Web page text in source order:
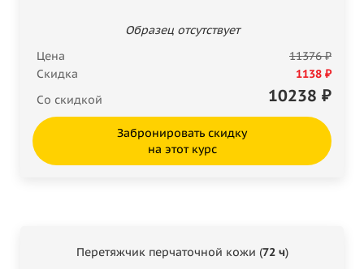
Образец отсутствует
Цена
11376 ₽
Скидка
1138 ₽
Со скидкой
10238 ₽
Забронировать скидку
на этот курс
Перетяжчик перчаточной кожи (72 ч)